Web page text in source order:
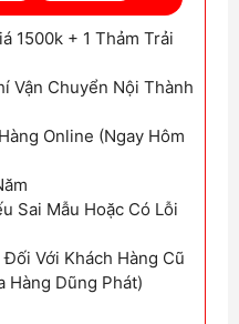
1500k + 1 Thảm Trải
Vận Chuyển Nội Thành
Online (Ngay Hôm
Sai Mẫu Hoặc Có Lỗi
Với Khách Hàng Cũ
Hàng Dũng Phát)